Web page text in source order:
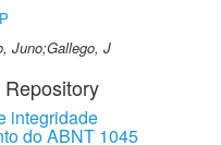
Juno;Gallego, J
integridade
do ABNT 1045